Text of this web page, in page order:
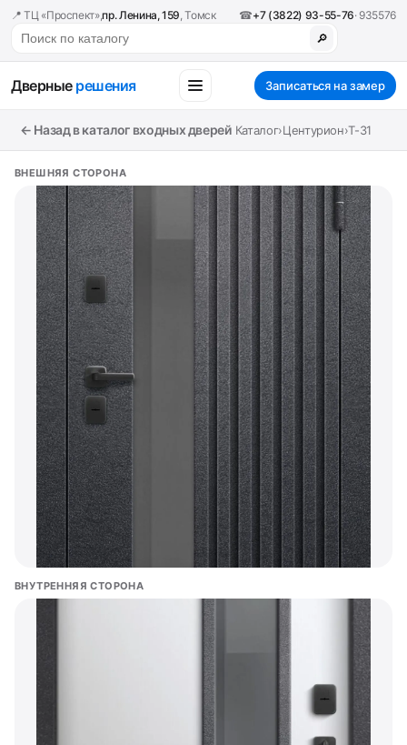
📍 ТЦ «Проспект»,пр. Ленина, 159, Томск ☎+7 (3822) 93-55-76· 935576
🔎
Дверные решения Записаться на замер
← Назад в каталог входных дверей Каталог›Центурион›T-31
ВНЕШНЯЯ СТОРОНА
ВНУТРЕННЯЯ СТОРОНА